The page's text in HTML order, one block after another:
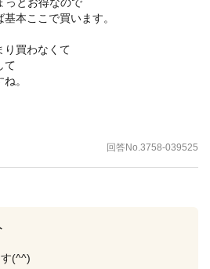
本ここで買います。
り買わなくて
て
。
回答No.3758-039525
(^^)